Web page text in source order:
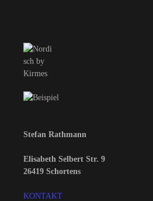
Stefan Rathmann
Elisabeth Selbert Str. 9
26419 Schortens
KONTAKT